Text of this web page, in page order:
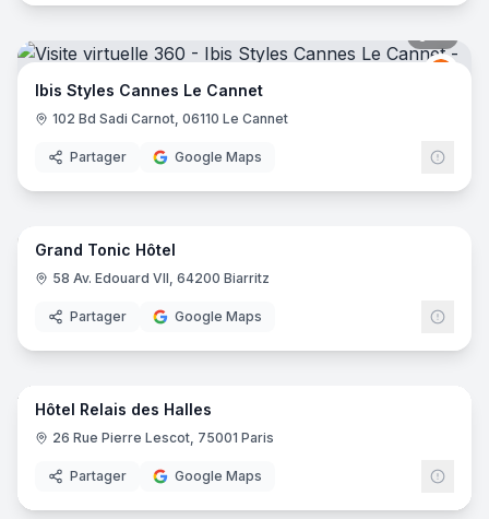
Ibis
Ibis Styles Cannes Le Cannet
102 Bd Sadi Carnot, 06110 Le Cannet
Partager Google Maps
10
Grand Tonic Hôtel
58 Av. Edouard VII, 64200 Biarritz
Partager Google Maps
17
Hôtel Relais des Halles
26 Rue Pierre Lescot, 75001 Paris
Partager Google Maps